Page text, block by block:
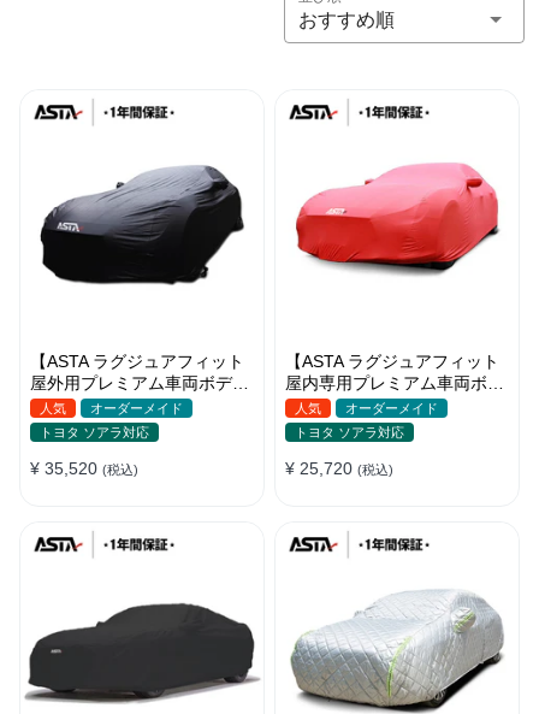
おすすめ順
【ASTA ラグジュアフィット
屋外用プレミアム車両ボディ
カバー】PUレザー製 オーダ
ーメイド 高級感 裏起毛車カ
バー 強風対策
人気
オーダーメイド
トヨタ ソアラ対応
¥ 35,520 (税込)
【ASTA ラグジュアフィット
屋内専用プレミアム車両ボデ
ィカバー】オーダーメイド 最
高級生地 柔かい 裏起毛車カ
バー
人気
オーダーメイド
トヨタ ソアラ対応
¥ 25,720 (税込)